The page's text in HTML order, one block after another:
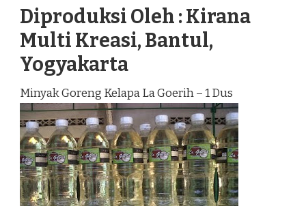
Diproduksi Oleh : Kirana
Multi Kreasi, Bantul,
Yogyakarta
Minyak Goreng Kelapa La Goerih – 1 Dus